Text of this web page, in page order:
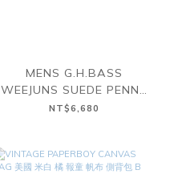
MENS G.H.BASS
WEEJUNS SUEDE PENNY
LOAFER 麂皮 便士 樂福鞋
NT$6,680